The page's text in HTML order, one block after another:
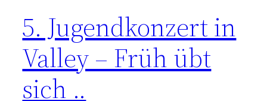
5. Jugendkonzert in
Valley – Früh übt
sich ..